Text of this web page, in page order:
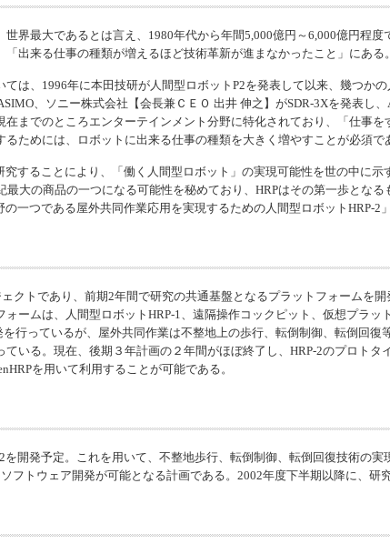
界最大であるとは言え、1980年代から年間5,000億円～6,000億円程
出来る仕事の種類が増えるほど技術革新が進まなかったこと」にある。
は、1996年に本田技研が人間型ロボットP2を発表して以来、幾つか
、ソニー株式会社【会長兼ＣＥＯ 出井 伸之】がSDR-3Xを発表し
までのところエンターテインメント分野に特化されており、「仕事
ためには、ロボットに出来る仕事の種類を大きく増やすことが必須で
することにより、「働く人間型ロボット」の実現可能性を世の中に
大の商品の一つになる可能性を秘めており、HRPはその第一歩とな
一つである屋外共同作業応用を実現するための人間型ロボットHRP-2
クトであり、前期2年間で研究の共通基盤となるプラットフォームを
ームは、人間型ロボットHRP-1、遠隔操作コックピット、仮想プラ
行っているが、屋外共同作業は不整地上の歩行、転倒制御、転倒回
いる。現在、後期３年計画の２年間がほぼ終了し、HRP-2のプロトタ
を用いて利用することが可能である。
開発予定。これを用いて、不整地歩行、転倒制御、転倒回復技術の
フトウェア開発が可能となる計画である。2002年度下半期以降に、研